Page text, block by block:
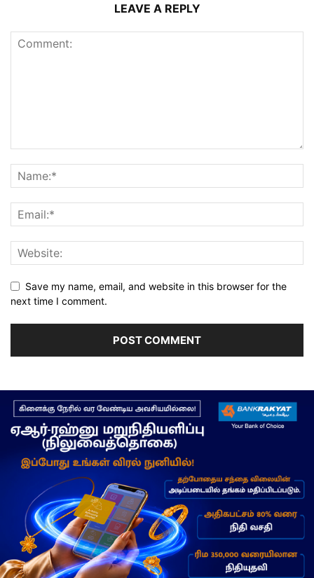
LEAVE A REPLY
Save my name, email, and website in this browser for the
next time I comment.